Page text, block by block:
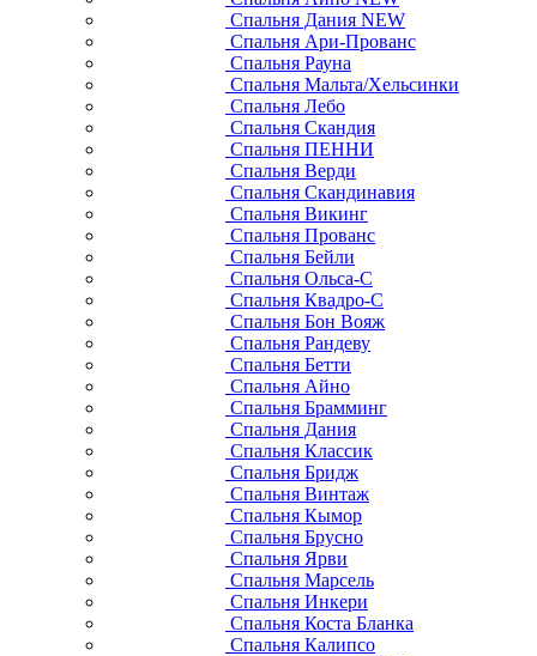
Спальня Дания NEW
Спальня Ари-Прованс
Спальня Рауна
Спальня Мальта/Хельсинки
Спальня Лебо
Спальня Скандия
Спальня ПЕННИ
Спальня Верди
Спальня Скандинавия
Спальня Викинг
Спальня Прованс
Спальня Бейли
Спальня Ольса-С
Спальня Квадро-С
Спальня Бон Вояж
Спальня Рандеву
Спальня Бетти
Спальня Айно
Спальня Брамминг
Спальня Дания
Спальня Классик
Спальня Бридж
Спальня Винтаж
Спальня Кымор
Спальня Брусно
Спальня Ярви
Спальня Марсель
Спальня Инкери
Спальня Коста Бланка
Спальня Калипсо